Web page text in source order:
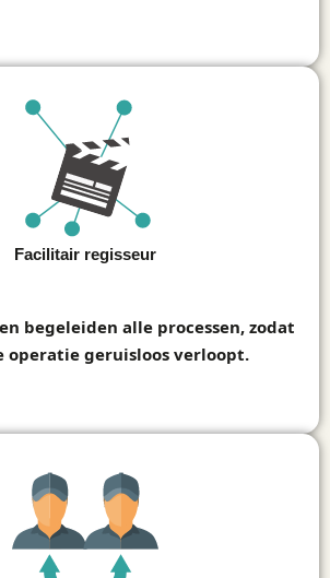
Facilitair regisseur
begeleiden alle processen, zodat
operatie geruisloos verloopt.